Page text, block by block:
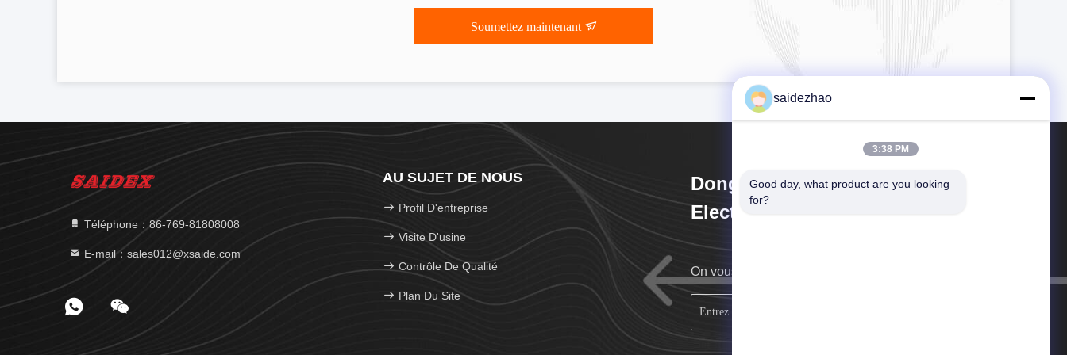
Soumettez maintenant
Téléphone：86-769-81808008
E-mail：sales012@xsaide.com
AU SUJET DE NOUS
Profil D'entreprise
Visite D'usine
Contrôle De Qualité
Plan Du Site
Dongguan Saide
Electromechanical Equipment Co.,
Ltd.
On vous rappellera au plus vite.
saidezhao
3:38 PM
Good day, what product are you looking
for?